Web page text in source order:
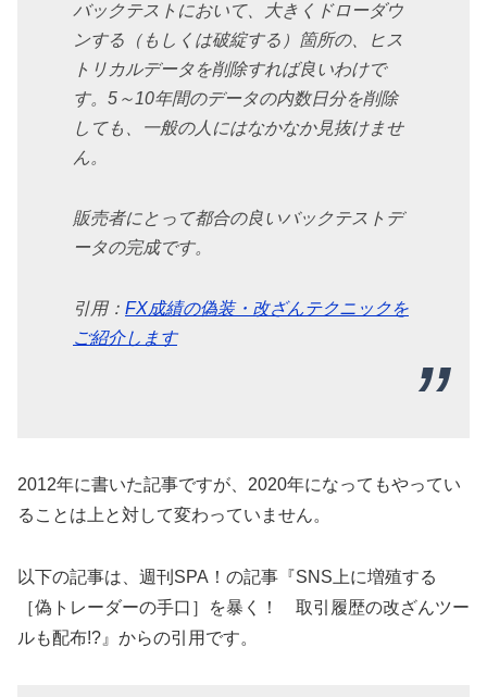
バックテストにおいて、大きくドローダウ
ンする（もしくは破綻する）箇所の、ヒス
トリカルデータを削除すれば良いわけで
す。5～10年間のデータの内数日分を削除
しても、一般の人にはなかなか見抜けませ
ん。
販売者にとって都合の良いバックテストデ
ータの完成です。
引用： FX成績の偽装・改ざんテクニックを
ご紹介します
2012年に書いた記事ですが、2020年になってもやってい
ることは上と対して変わっていません。
以下の記事は、週刊SPA！の記事『SNS上に増殖する
［偽トレーダーの手口］を暴く！ 取引履歴の改ざんツー
ルも配布!?』からの引用です。